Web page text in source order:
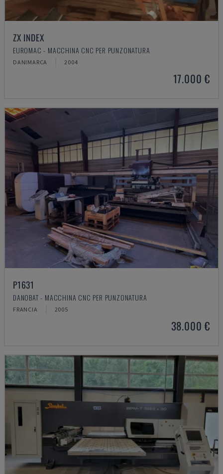
ZX INDEX
EUROMAC - MACCHINA CNC PER PUNZONATURA
DANIMARCA 2004
17.000 €
P1631
DANOBAT - MACCHINA CNC PER PUNZONATURA
FRANCIA 2005
38.000 €